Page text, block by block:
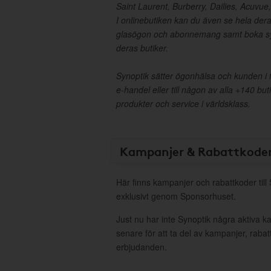
Saint Laurent, Burberry, Dailies,
I onlinebutiken kan du även se hela
glasögon och abonnemang samt boka
deras butiker.
Synoptik sätter ögonhälsa och kunden
e-handel eller till någon av alla +140
produkter och service i världsklass.
Kampanjer &
Här finns kampanjer och rabattkoder till
exklusivt genom Sponsorhuset.
Just nu har inte Synoptik några aktiva
senare för att ta del av kampanjer,
erbjudanden.